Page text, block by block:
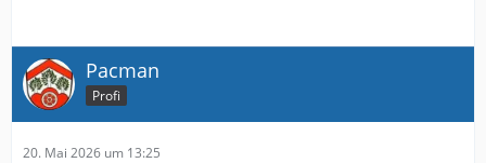
Pacman
Profi
20. Mai 2026 um 13:25